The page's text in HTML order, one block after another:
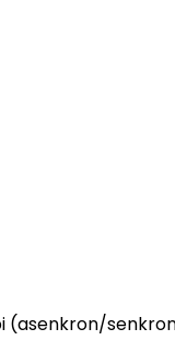
(asenkron/